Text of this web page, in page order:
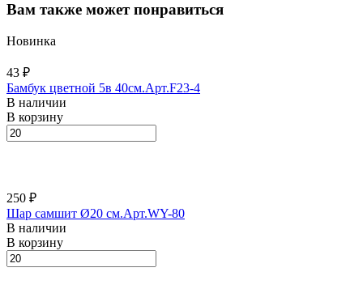
Вам также может понравиться
Новинка
43 ₽
Бамбук цветной 5в 40см.Арт.F23-4
В наличии
В корзину
250 ₽
Шар самшит Ø20 см.Арт.WY-80
В наличии
В корзину